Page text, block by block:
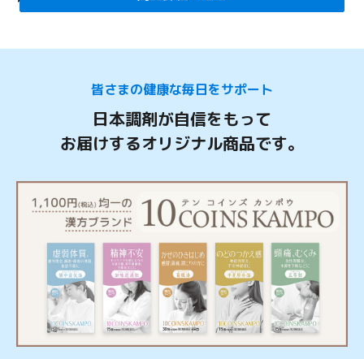
皆さまの健康な毎日をサポート
日本調剤が自信をもって
お届けするオリジナル商品です。